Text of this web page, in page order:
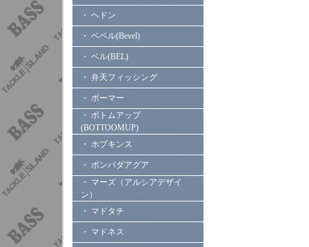
・ ヘドン
・ ベベル(Bevel)
・ ベル(BEL)
・ 弁天フィッシング
・ ボーマー
・ ボトムアップ
(BOTTOOMUP)
・ ホプキンス
・ ボンバダアグア
・ マーズ（アルシアデザイ
ン）
・ マドタチ
・ マドネス